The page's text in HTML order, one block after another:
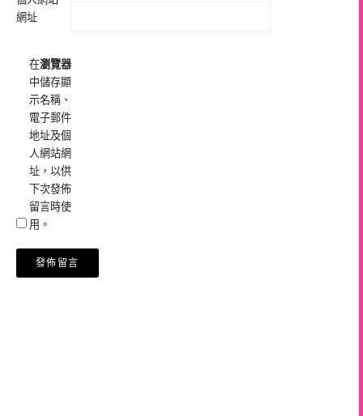
網址
在瀏覽器
中儲存顯
示名稱、
電子郵件
地址及個
人網站網
址，以供
下次發佈
留言時使
用。